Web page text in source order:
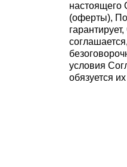
настоящего
(оферты),
условия
обязуется